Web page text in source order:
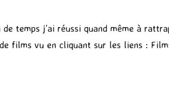
temps j’ai réussi quand même à
films vu en cliquant sur les liens :